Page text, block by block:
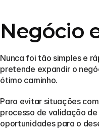
Negócio
Nunca foi tão simples e
pretende expandir o
ótimo caminho.
Para evitar situações
processo de validação
oportunidades para o